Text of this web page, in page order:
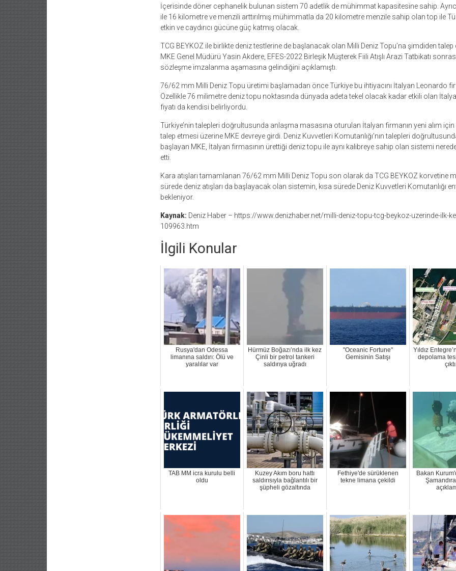
İçerisinde döner cephanelik bulunan sistem 70 adetlik de mühimmat kapasitesine sahip.
ile 16 kilometre ve menzili arttırılmış mühimmatla da 20 kilometre menzile sahip olan top ile
etkin ve caydırıcı gücüne güç katmış olacak.
TCG BEYKOZ ile birlikte deniz testlerine de başlanacak olan Milli Deniz Topu’na şimdiden talep
MKE Genel Müdürü Yasin Akdere, EFES-2022 Birleşik Müşterek Fiili Atışlı Arazi Tatbikatı
sözleşme imzalanma aşamasına gelindiğini açıklamıştı.
76/62 mm Milli Deniz Topu üretimi başlamadan önce Türkiye bu ihtiyacını İtalyan Leonardo
Özellikle 76 milimetre deniz topu noktasında dünyada adeta tekel olacak kadar etkili olan
fiyatı da kendisi belirliyordu.
Türkiye’nin talepleri doğrultusunda anlaşma masasına oturulan İtalyan firmanın yeni alım
talep etmesi üzerine MKE devreye girdi. Deniz Kuvvetleri Komutanlığı’nın talepleri
başlayan MKE, İtalyan firmasının ürettiği deniz topu ile aynı kalibreye sahip olan sistemi
etti.
Kara atışları tamamlanan 76/62 mm Milli Deniz Topu son olarak da TCG BEYKOZ korvetine
sürede deniz atışları da başlayacak olan sistemin, kısa sürede Deniz Kuvvetleri Komutanlığı
bekleniyor.
Kaynak: Deniz Haber – https://www.denizhaber.net/milli-deniz-topu-tcg-beykoz-uzerinde-ilk-
109963.htm
İlgili Konular
Rusya'dan Odessa
limanına saldırı: Ölü ve
yaralılar var
Hürmüz Boğazı’nda ilk kez
Çinli bir petrol tankeri
saldırıya uğradı
"Oceanic Fortune"
Gemisinin Satışı
Yıldız
depolama
TAB MM icra kurulu belli
oldu
Kuzey Akım boru hattı
saldırısıyla bağlantılı bir
şüpheli gözaltında
Fethiye'de sürüklenen
tekne limana çekildi
Bakan